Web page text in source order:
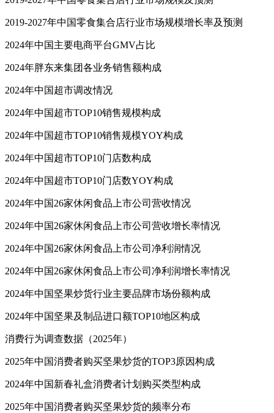
2019-2027年中国零食集合店行业市场规模增长率及预测
2024年中国主要电商平台GMV占比
2024年胖东来集团各业务销售额构成
2024年中国超市调改情况
2024年中国超市TOP10销售规模构成
2024年中国超市TOP10销售规模YOY构成
2024年中国超市TOP10门店数构成
2024年中国超市TOP10门店数YOY构成
2024年中国26家休闲食品上市公司营收情况
2024年中国26家休闲食品上市公司营收增长率情况
2024年中国26家休闲食品上市公司净利润情况
2024年中国26家休闲食品上市公司净利润增长率情况
2024年中国坚果炒货行业主要品牌市场份额构成
2024年中国坚果及制品进口额TOP10地区构成
消费行为调查数据（2025年）
2025年中国消费者购买坚果炒货的TOP3原因构成
2024年中国新春礼盒消费者计划购买类型构成
2025年中国消费者购买坚果炒货的频率分布